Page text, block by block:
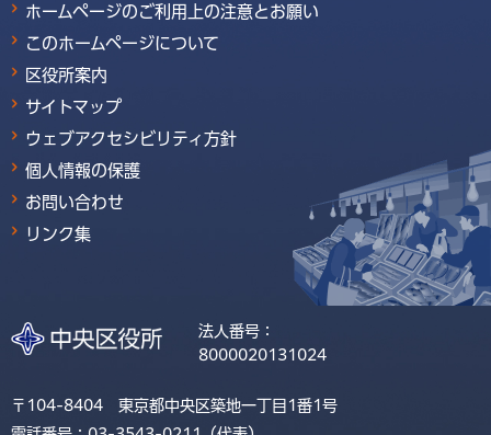
ホームページのご利用上の注意とお願い
このホームページについて
区役所案内
サイトマップ
ウェブアクセシビリティ方針
個人情報の保護
お問い合わせ
リンク集
法人番号：
8000020131024
〒104-8404 東京都中央区築地一丁目1番1号